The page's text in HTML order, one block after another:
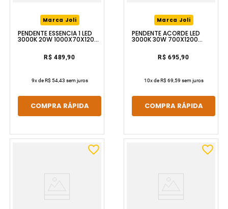
Marca Joli
PENDENTE ESSENCIA 1 LED
3000K 20W 1000X70X1200
R$ 489,90
9x deR$ 54,43 sem juros
COMPRA RÁPIDA
Marca Joli
PENDENTE ACORDE LED
3000K 30W 700X1200
R$ 695,90
10x deR$ 69,59 sem juros
COMPRA RÁPIDA